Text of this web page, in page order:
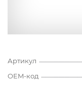
Артикул
OEM-код